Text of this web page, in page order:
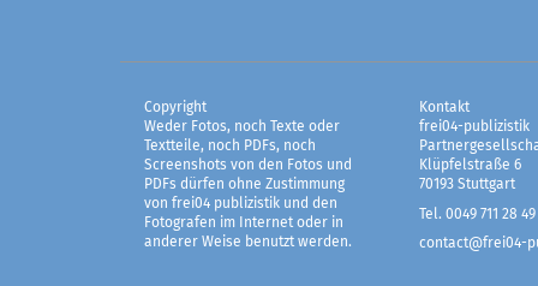
Copyright
Weder Fotos, noch Texte oder
Textteile, noch PDFs, noch
Screenshots von den Fotos und
PDFs dürfen ohne Zustimmung
von frei04 publizistik und den
Fotografen im Internet oder in
anderer Weise benutzt werden.
Kontakt
frei04-publizistik
Klüpfelstraße 6
70193 Stuttgart
Tel. 0049 711 28 49
contact@frei04-